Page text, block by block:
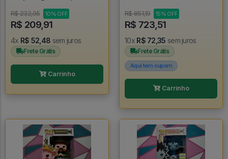
#560
R$ 232,95 10% OFF
R$ 209,91
4x R$ 52,48 sem juros
Frete Grátis
Carrinho
Glow Chase - One Piece
#2325
R$ 851,19 15% OFF
R$ 723,51
10x R$ 72,35 sem juros
Frete Grátis
Aqui tem cupom
Carrinho